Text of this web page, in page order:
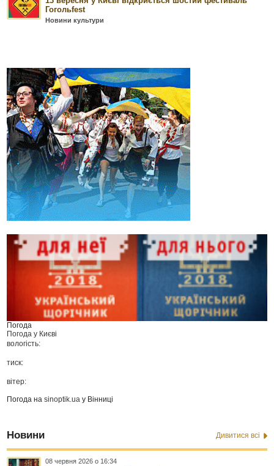
Гогольfest
Новини культури
Погода
Погода у Києві
вологість:
тиск:
вітер:
Погода наsinoptik.ua у Вінниці
Новини Дивитися всі
08 червня 2026 о 16:34